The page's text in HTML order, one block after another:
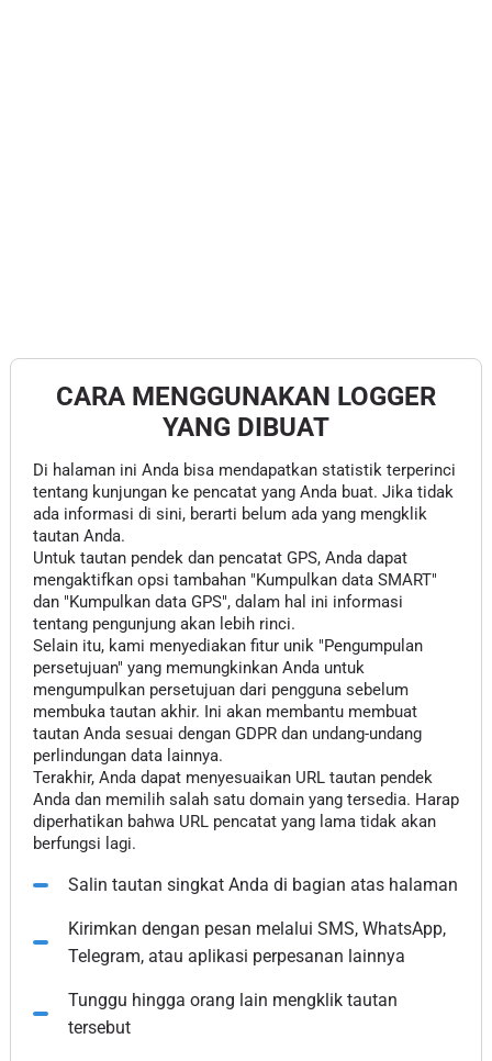
CARA MENGGUNAKAN LOGGER
YANG DIBUAT
Di halaman ini Anda bisa mendapatkan statistik terperinci
tentang kunjungan ke pencatat yang Anda buat. Jika tidak
ada informasi di sini, berarti belum ada yang mengklik
tautan Anda.
Untuk tautan pendek dan pencatat GPS, Anda dapat
mengaktifkan opsi tambahan "Kumpulkan data SMART"
dan "Kumpulkan data GPS", dalam hal ini informasi
tentang pengunjung akan lebih rinci.
Selain itu, kami menyediakan fitur unik "Pengumpulan
persetujuan" yang memungkinkan Anda untuk
mengumpulkan persetujuan dari pengguna sebelum
membuka tautan akhir. Ini akan membantu membuat
tautan Anda sesuai dengan GDPR dan undang-undang
perlindungan data lainnya.
Terakhir, Anda dapat menyesuaikan URL tautan pendek
Anda dan memilih salah satu domain yang tersedia. Harap
diperhatikan bahwa URL pencatat yang lama tidak akan
berfungsi lagi.
Salin tautan singkat Anda di bagian atas halaman
Kirimkan dengan pesan melalui SMS, WhatsApp,
Telegram, atau aplikasi perpesanan lainnya
Tunggu hingga orang lain mengklik tautan
tersebut